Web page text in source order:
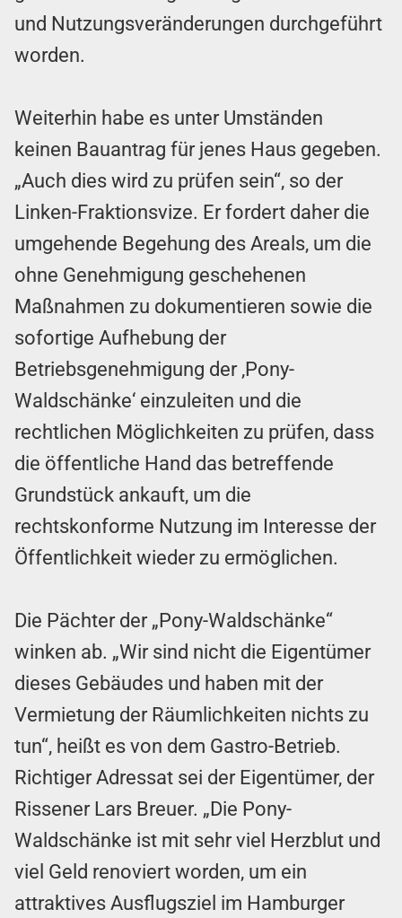
und Nutzungsveränderungen durchgeführt
worden.
Weiterhin habe es unter Umständen
keinen Bauantrag für jenes Haus gegeben.
„Auch dies wird zu prüfen sein“, so der
Linken-Fraktionsvize. Er fordert daher die
umgehende Begehung des Areals, um die
ohne Genehmigung geschehenen
Maßnahmen zu dokumentieren sowie die
sofortige Aufhebung der
Betriebsgenehmigung der ‚Pony-
Waldschänke‘ einzuleiten und die
rechtlichen Möglichkeiten zu prüfen, dass
die öffentliche Hand das betreffende
Grundstück ankauft, um die
rechtskonforme Nutzung im Interesse der
Öffentlichkeit wieder zu ermöglichen.
Die Pächter der „Pony-Waldschänke“
winken ab. „Wir sind nicht die Eigentümer
dieses Gebäudes und haben mit der
Vermietung der Räumlichkeiten nichts zu
tun“, heißt es von dem Gastro-Betrieb.
Richtiger Adressat sei der Eigentümer, der
Rissener Lars Breuer. „Die Pony-
Waldschänke ist mit sehr viel Herzblut und
viel Geld renoviert worden, um ein
attraktives Ausflugsziel im Hamburger